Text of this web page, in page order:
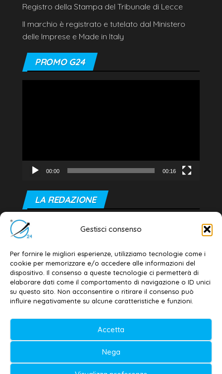
Gestisci consenso
Per fornire le migliori esperienze, utilizziamo tecnologie come i
cookie per memorizzare e/o accedere alle informazioni del
dispositivo. Il consenso a queste tecnologie ci permetterà di
elaborare dati come il comportamento di navigazione o ID unici
su questo sito. Non acconsentire o ritirare il consenso può
influire negativamente su alcune caratteristiche e funzioni.
Accetta
Nega
Registro della Stampa del Tribunale di Lecce
Il marchio è registrato e tutelato dal Ministero
delle Imprese e Made in Italy
PROMO G24
00:00 00:16
LA REDAZIONE
Editore e direttore responsabile:
Dott. Daniele G. Masciullo
Email: redazione@galatina24.it
Contatti –Disclaimer
Privacy policy –Cookie policy
Testata iscritta al n. 11/2020 Registro della
Stampa Tribunale di Lecce